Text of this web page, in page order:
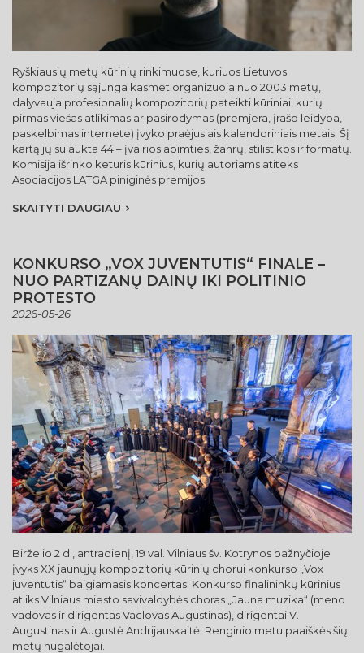
Ryškiausių metų kūrinių rinkimuose, kuriuos Lietuvos
kompozitorių sąjunga kasmet organizuoja nuo 2003 metų,
dalyvauja profesionalių kompozitorių pateikti kūriniai, kurių
pirmas viešas atlikimas ar pasirodymas (premjera, įrašo leidyba,
paskelbimas internete) įvyko praėjusiais kalendoriniais metais. Šį
kartą jų sulaukta 44 – įvairios apimties, žanrų, stilistikos ir formatų.
Komisija išrinko keturis kūrinius, kurių autoriams atiteks
Asociacijos LATGA piniginės premijos.
SKAITYTI DAUGIAU
KONKURSO „VOX JUVENTUTIS“ FINALE –
NUO PARTIZANŲ DAINŲ IKI POLITINIO
PROTESTO
2026-05-26
Birželio 2 d., antradienį, 19 val. Vilniaus šv. Kotrynos bažnyčioje
įvyks XX jaunųjų kompozitorių kūrinių chorui konkurso „Vox
juventutis“ baigiamasis koncertas. Konkurso finalininkų kūrinius
atliks Vilniaus miesto savivaldybės choras „Jauna muzika“ (meno
vadovas ir dirigentas Vaclovas Augustinas), dirigentai V.
Augustinas ir Augustė Andrijauskaitė. Renginio metu paaiškės šių
metų nugalėtojai.